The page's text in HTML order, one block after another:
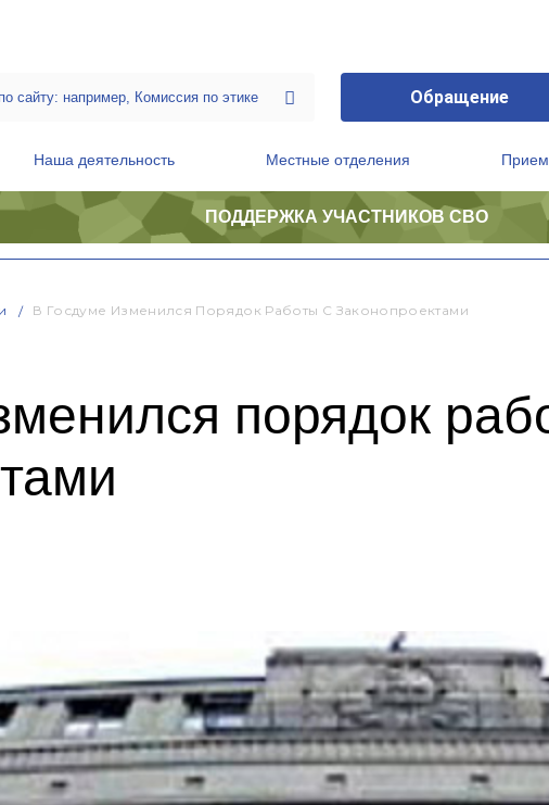
Обращение
Наша деятельность Местные отделения
ПОДДЕРЖКА УЧАСТНИКОВ СВО
В Госдуме Изменился Порядок Работы С Законопроектами
порядок